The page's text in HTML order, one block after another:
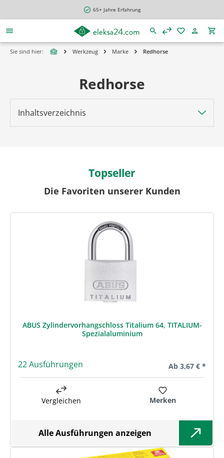
65+ Jahre Erfahrung
Sie sind hier: Werkzeug Marke Redhorse
Inhaltsverzeichnis
Redhorse
Topseller
Die Favoriten unserer Kunden
ABUS Zylindervorhangschloss Titalium 64, TITALIUM-
Spezialaluminium
22 Ausführungen Regulärer Preis:
Ab 3,67 € *
Vergleichen Merken
Alle Ausführungen anzeigen